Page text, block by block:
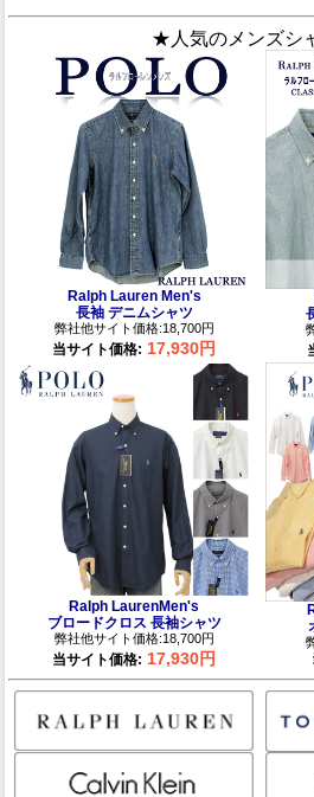
★人気のメンズシ
Ralph Lauren Men's
長袖 デニムシャツ
弊社他サイト価格:18,700円
当サイト価格: 17,930円
Ralph LaurenMen's
ブロードクロス 長袖シャツ
弊社他サイト価格:18,700円
当サイト価格: 17,930円